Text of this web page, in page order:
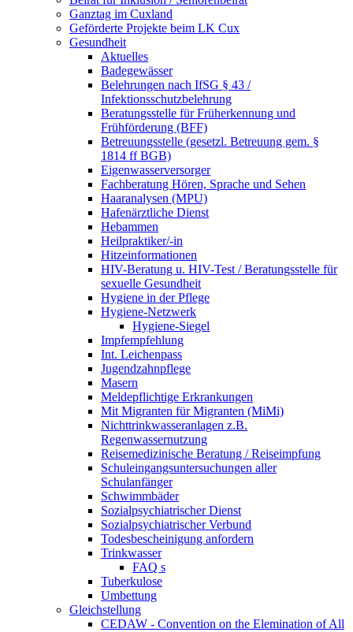
Ganztag im Cuxland
Geförderte Projekte beim LK Cux
Gesundheit
Aktuelles
Badegewässer
Belehrungen nach IfSG § 43 /
Infektionsschutzbelehrung
Beratungsstelle für Früherkennung und
Frühförderung (BFF)
Betreuungsstelle (gesetzl. Betreuung gem. §
1814 ff BGB)
Eigenwasserversorger
Fachberatung Hören, Sprache und Sehen
Haaranalysen (MPU)
Hafenärztliche Dienst
Hebammen
Heilpraktiker/-in
Hitzeinformationen
HIV-Beratung u. HIV-Test / Beratungsstelle für
sexuelle Gesundheit
Hygiene in der Pflege
Hygiene-Netzwerk
Hygiene-Siegel
Impfempfehlung
Int. Leichenpass
Jugendzahnpflege
Masern
Meldepflichtige Erkrankungen
Mit Migranten für Migranten (MiMi)
Nichttrinkwasseranlagen z.B.
Regenwassernutzung
Reisemedizinische Beratung / Reiseimpfung
Schuleingangsuntersuchungen aller
Schulanfänger
Schwimmbäder
Sozialpsychiatrischer Dienst
Sozialpsychiatrischer Verbund
Todesbescheinigung anfordern
Trinkwasser
FAQ s
Tuberkulose
Umbettung
Gleichstellung
CEDAW - Convention on the Elemination of All